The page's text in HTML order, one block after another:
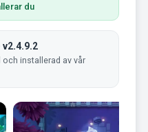
du
v2.4.9.2
och installerad av vår